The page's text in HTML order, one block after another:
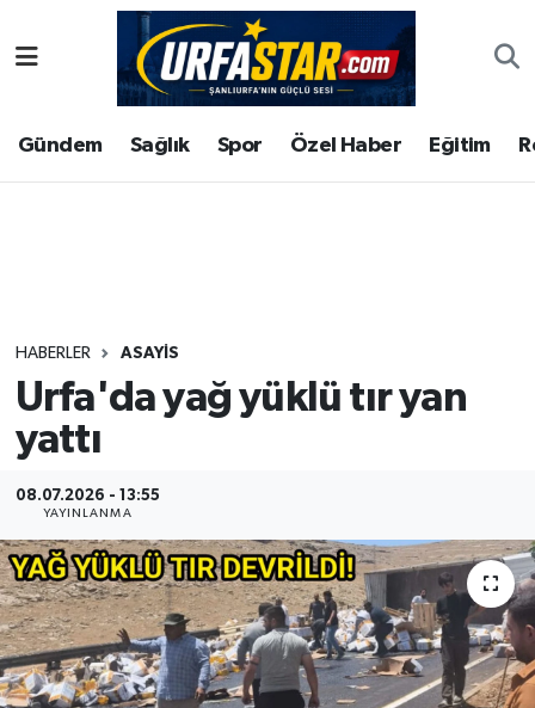
Gündem Sağlık Spor Özel Haber Eğitim
HABERLER ASAYİS
Urfa'da yağ yüklü tır yan
yattı
08.07.2026 - 13:55
YAYINLANMA
ASAYİS
ÇEVRE
Gündem
Kültür
Magazin
Şanlıurfa Nöbetçi Eczaneler
Şanlıurfa Hava Durumu
Tüm Manşetler
Son Dakika Haberleri
Haber Arşivi